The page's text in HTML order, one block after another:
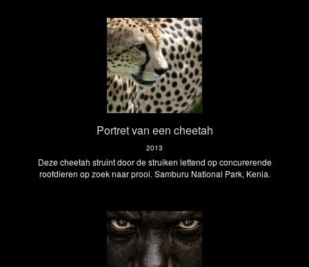
Portret van een cheetah
2013
Deze cheetah struint door de struiken lettend op concurerende
roofdieren op zoek naar prooi. Samburu National Park, Kenia.